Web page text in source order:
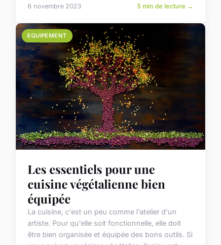
6 novembre 2023 5 min de lecture →
EQUIPEMENT
Les essentiels pour une
cuisine végétalienne bien
équipée
La cuisine, c'est un peu comme l'atelier d'un
artiste. Pour qu'elle soit fonctionnelle, elle doit
être bien organisée et équipée des bons outils. Si